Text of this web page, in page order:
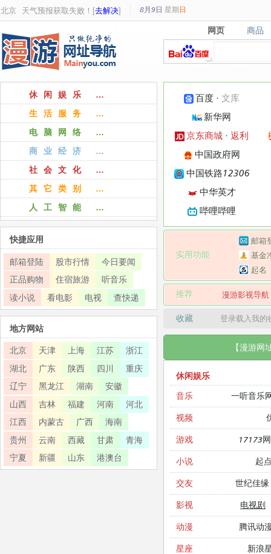
北京 天气预报获取失败！[去解决] 8月9日 星期 日
网页
网页 商品
商品
百度 ·文库
新华网
京东商城 ·返利
中国政府网
中国铁路12306
中华英才
哔哩哔哩
实用功能
邮箱
基金
起名
推荐 漫游影视导航
收藏 登录载入我
【漫游网
休闲娱乐
音乐
一听音乐
视频
游戏 17173
小说 起
交友 世纪佳缘
影视 电视剧
动漫 腾讯动
星座 新浪
休闲娱乐 …
生活服务 …
电脑网络 …
商业经济 …
社会文化 …
其它类别 …
人工智能 …
快捷应用
邮箱登陆 股市行情
今日要闻
正品购物
住宿旅游
听音乐
读小说
看电影 电视 查快递
地方网站
北京 天津 上海 江苏
浙江
湖北
广东 陕西 四川
重庆
辽宁
黑龙江 湖南
安徽
山西
吉林 福建 河南
河北
江西
内蒙古 广西
海南
贵州
云南 西藏 甘肃
青海
宁夏
新疆 山东 港澳台